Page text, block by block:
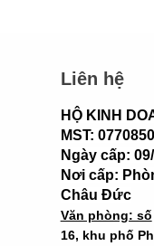
Liên hệ
HỘ KINH
MST:
Ngày cấp:
Nơi cấp:
Châu Đức
Văn phòng: số
16, khu phố